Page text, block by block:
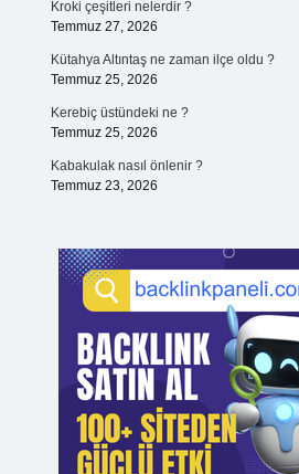
Kroki çeşitleri nelerdir ?
Temmuz 27, 2026
Kütahya Altıntaş ne zaman ilçe oldu ?
Temmuz 25, 2026
Kerebiç üstündeki ne ?
Temmuz 25, 2026
Kabakulak nasıl önlenir ?
Temmuz 23, 2026